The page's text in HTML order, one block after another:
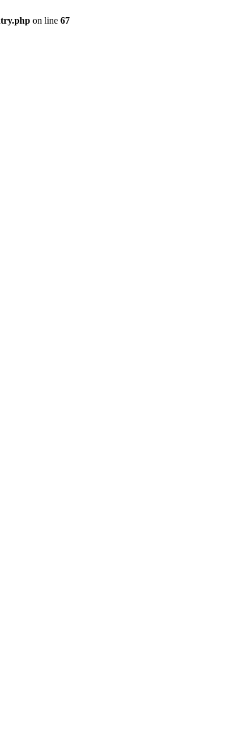
on line 67